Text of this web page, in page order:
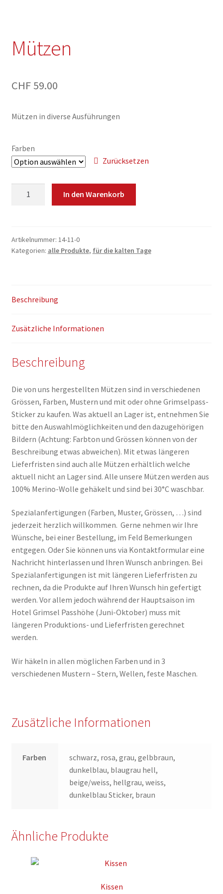
Mützen
CHF59.00
Mützen in diverse Ausführungen
Farben
Zurücksetzen
In den Warenkorb
Artikelnummer: 14-11-0
Kategorien: alle Produkte, für die kalten Tage
Beschreibung
Zusätzliche Informationen
Beschreibung
Die von uns hergestellten Mützen sind in verschiedenen
Grössen, Farben, Mustern und mit oder ohne Grimselpass-
Sticker zu kaufen. Was aktuell an Lager ist, entnehmen Sie
bitte den Auswahlmöglichkeiten und den dazugehörigen
Bildern (Achtung: Farbton und Grössen können von der
Beschreibung etwas abweichen). Mit etwas längeren
Lieferfristen sind auch alle Mützen erhältlich welche
aktuell nicht an Lager sind. Alle unsere Mützen werden aus
100% Merino-Wolle gehäkelt und sind bei 30°C waschbar.
Spezialanfertigungen (Farben, Muster, Grössen, …) sind
jederzeit herzlich willkommen. Gerne nehmen wir Ihre
Wünsche, bei einer Bestellung, im Feld Bemerkungen
entgegen. Oder Sie können uns via Kontaktformular eine
Nachricht hinterlassen und Ihren Wunsch anbringen. Bei
Spezialanfertigungen ist mit längeren Lieferfristen zu
rechnen, da die Produkte auf Ihren Wunsch hin gefertigt
werden. Vor allem jedoch während der Hauptsaison im
Hotel Grimsel Passhöhe (Juni-Oktober) muss mit
längeren Produktions- und Lieferfristen gerechnet
werden.
Wir häkeln in allen möglichen Farben und in 3
verschiedenen Mustern – Stern, Wellen, feste Maschen.
Zusätzliche Informationen
Farben
schwarz, rosa, grau, gelbbraun,
dunkelblau, blaugrau hell,
beige/weiss, hellgrau, weiss,
dunkelblau Sticker, braun
Ähnliche Produkte
Kissen